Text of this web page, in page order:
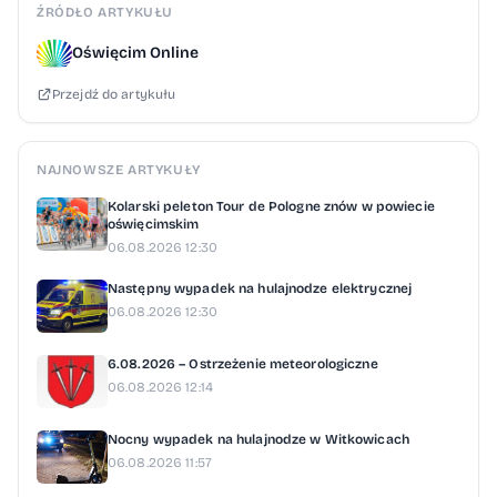
ŹRÓDŁO ARTYKUŁU
Oświęcim Online
Przejdź do artykułu
NAJNOWSZE ARTYKUŁY
Kolarski peleton Tour de Pologne znów w powiecie
oświęcimskim
06.08.2026 12:30
Następny wypadek na hulajnodze elektrycznej
06.08.2026 12:30
6.08.2026 – Ostrzeżenie meteorologiczne
06.08.2026 12:14
Nocny wypadek na hulajnodze w Witkowicach
06.08.2026 11:57